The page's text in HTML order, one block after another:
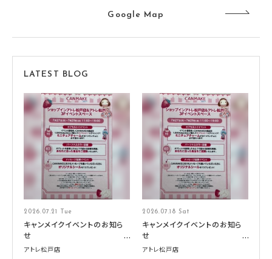
Google Map
LATEST BLOG
2026.07.21 Tue
キャンメイクイベントのお知ら
せ
アトレ松戸店
2026.07.18 Sat
キャンメイクイベントのお知ら
せ
アトレ松戸店